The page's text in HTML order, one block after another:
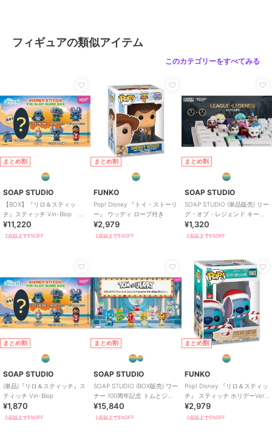
フィギュアの類似アイテム
このカテゴリーをすべてみる
まとめ割
SOAP STUDIO
【BOX】『リロ＆スティッ
チ』スティッチ Vin-Blop
BOX6個入り
¥11,220
2点以上で5%OFF
まとめ割
FUNKO
Pop! Disney 『トイ・ストーリ
ー』 ウッディ ロープ付き
¥2,979
2点以上で5%OFF
まとめ割
SOAP STUDIO
SOAP STUDIO (単品販売) リー
グ・オブ・レジェンド キーキ
ャップ ブラインドボックス
¥1,320
2点以上で5%OFF
まとめ割
SOAP STUDIO
(単品)『リロ＆スティッチ』ス
ティッチ Vin-Blop
¥1,870
2点以上で5%OFF
まとめ割
SOAP STUDIO
SOAP STUDIO (BOX販売) ワー
ナー 100周年記念 トムとジェ
リー コスプレフィギュア
¥15,840
2点以上で5%OFF
まとめ割
FUNKO
Pop! Disney 『リロ＆スティッ
チ』 スティッチ ホリデーVer.
キャンディケーン付き
¥2,979
2点以上で5%OFF